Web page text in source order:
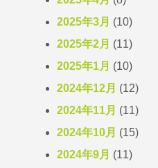
2025年3月 (10)
2025年2月 (11)
2025年1月 (10)
2024年12月 (12)
2024年11月 (11)
2024年10月 (15)
2024年9月 (11)